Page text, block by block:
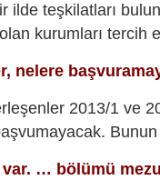
ilde teşkilatları
kurumları tercih
nelere
2013/1 ve
Bunun
… bölümü